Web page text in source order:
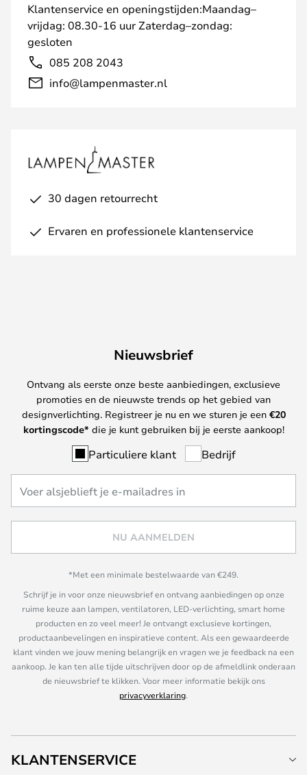
Klantenservice en openingstijden:Maandag–
vrijdag: 08.30-16 uur Zaterdag–zondag:
gesloten
085 208 2043
info@lampenmaster.nl
30 dagen retourrecht
Ervaren en professionele klantenservice
Nieuwsbrief
Ontvang als eerste onze beste aanbiedingen, exclusieve
promoties en de nieuwste trends op het gebied van
designverlichting. Registreer je nu en we sturen je een €20
kortingscode* die je kunt gebruiken bij je eerste aankoop!
Particuliere klant Bedrijf
NU AANMELDEN
*Met een minimale bestelwaarde van €249.
Schrijf je in voor onze nieuwsbrief en ontvang aanbiedingen op onze
ruime keuze aan lampen, ventilatoren, LED-verlichting, smart home
producten en zo veel meer! Je ontvangt exclusieve kortingen,
productaanbevelingen en inspiratieve content. Als een gewaardeerde
klant vinden we jouw mening belangrijk en vragen we je feedback na een
aankoop. Je kan ten alle tijde uitschrijven door op de afmeldlink onderaan
de nieuwsbrief te klikken. Voor meer informatie bekijk ons
privacyverklaring.
KLANTENSERVICE